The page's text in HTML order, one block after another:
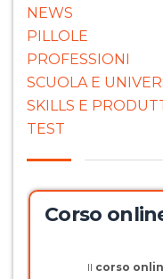
NEWS
PILLOLE
PROFESSIONI
SCUOLA E
SKILLS E
TEST
Corso
Il corso